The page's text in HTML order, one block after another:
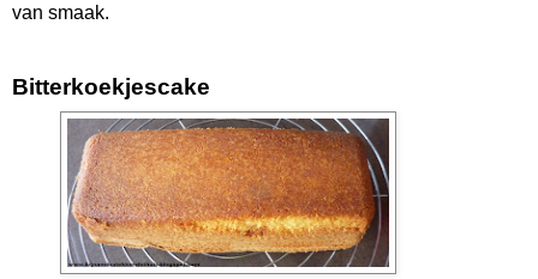
van smaak.
Bitterkoekjescake